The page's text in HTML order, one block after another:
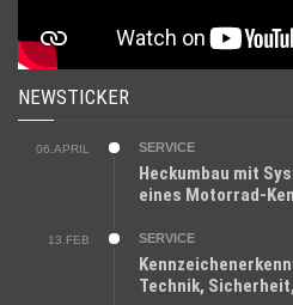
NEWSTICKER
06.APRIL SERVICE
Heckumbau mit
eines Motorrad-
13.FEB SERVICE
Technik,